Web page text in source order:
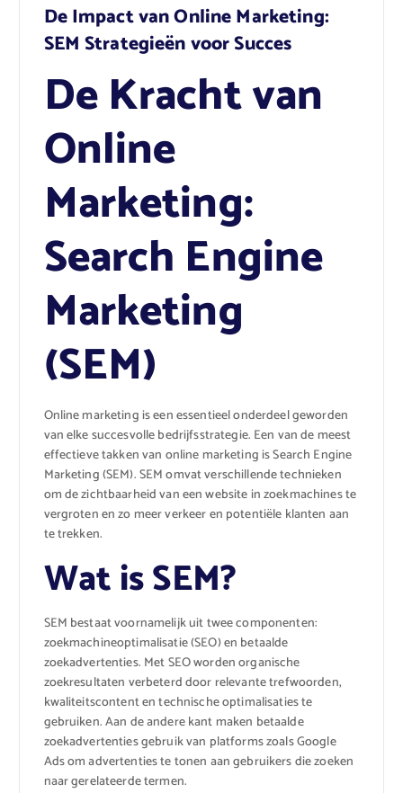
De Impact van Online Marketing:
SEM Strategieën voor Succes
De Kracht van
Online
Marketing:
Search Engine
Marketing
(SEM)
Online marketing is een essentieel onderdeel geworden
van elke succesvolle bedrijfsstrategie. Een van de meest
effectieve takken van online marketing is Search Engine
Marketing (SEM). SEM omvat verschillende technieken
om de zichtbaarheid van een website in zoekmachines te
vergroten en zo meer verkeer en potentiële klanten aan
te trekken.
Wat is SEM?
SEM bestaat voornamelijk uit twee componenten:
zoekmachineoptimalisatie (SEO) en betaalde
zoekadvertenties. Met SEO worden organische
zoekresultaten verbeterd door relevante trefwoorden,
kwaliteitscontent en technische optimalisaties te
gebruiken. Aan de andere kant maken betaalde
zoekadvertenties gebruik van platforms zoals Google
Ads om advertenties te tonen aan gebruikers die zoeken
naar gerelateerde termen.